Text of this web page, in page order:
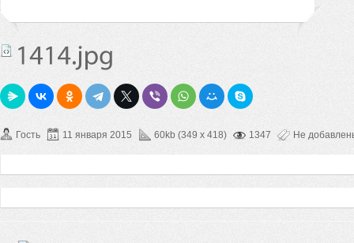
Гость 11 января 2015 60kb (349 x 418) 1347 Не